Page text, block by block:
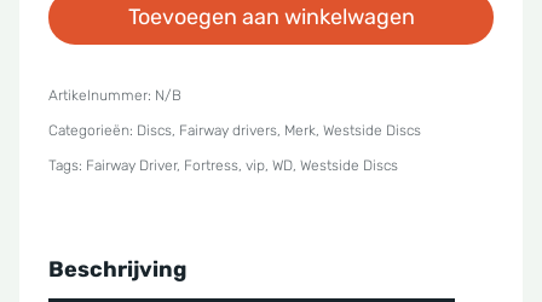
-
Fortress
aantal
Toevoegen aan winkelwagen
Artikelnummer: N/B
Categorieën: Discs, Fairway drivers, Merk, Westside Discs
Tags: Fairway Driver, Fortress, vip, WD, Westside Discs
Beschrijving